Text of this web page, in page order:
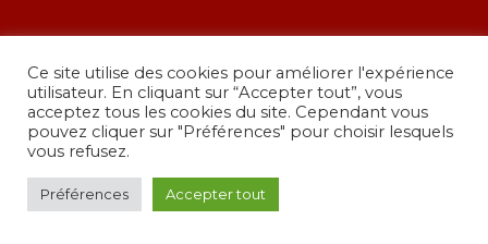
36 rue de Grenelle, 75007 Paris
presidence@conferenceolivaint.fr
© Copyright 2024 - Conférence Olivaint -
Ce site utilise des cookies pour améliorer l'expérience
utilisateur. En cliquant sur “Accepter tout”, vous
acceptez tous les cookies du site. Cependant vous
pouvez cliquer sur "Préférences" pour choisir lesquels
vous refusez.
Préférences Accepter tout